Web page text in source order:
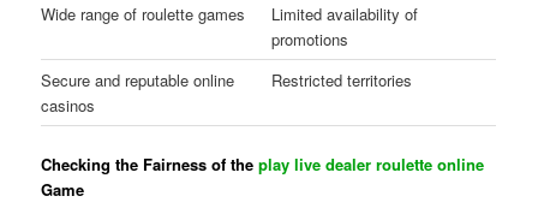
Wide range of roulette games
Limited availability of
promotions
Secure and reputable online
casinos
Restricted territories
Checking the Fairness of theplay live dealer roulette online
Game